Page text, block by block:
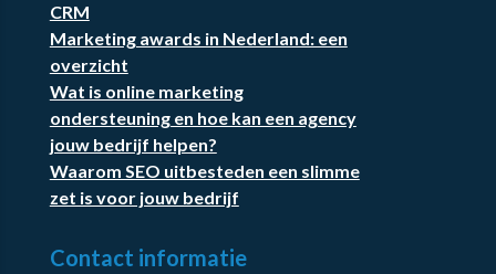
CRM
Marketing awards in Nederland: een
overzicht
Wat is online marketing
ondersteuning en hoe kan een agency
jouw bedrijf helpen?
Waarom SEO uitbesteden een slimme
zet is voor jouw bedrijf
Contact informatie